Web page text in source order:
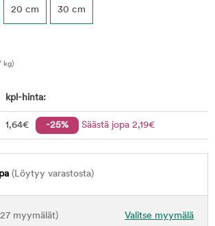
20 cm 30 cm
kg)
kpl-hinta:
1,64€ -25% Säästä jopa 2,19€
(Löytyy varastosta)
Valitse myymälä
myymälät)